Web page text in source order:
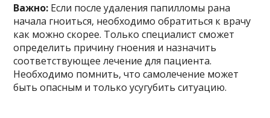
Важно: Если после удаления папилломы рана
начала гноиться, необходимо обратиться к врачу
как можно скорее. Только специалист сможет
определить причину гноения и назначить
соответствующее лечение для пациента.
Необходимо помнить, что самолечение может
быть опасным и только усугубить ситуацию.